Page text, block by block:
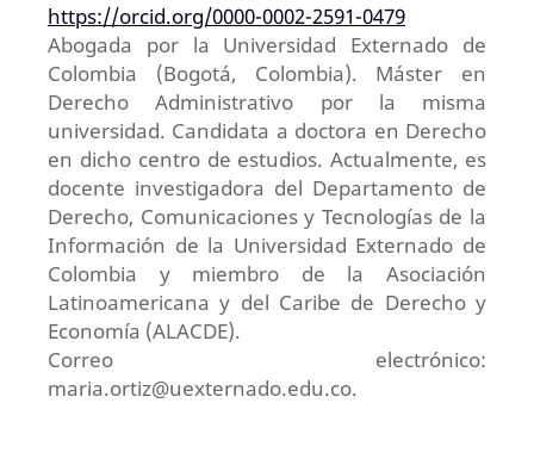
https://orcid.org/0000-0002-2591-0479
Abogada por la Universidad Externado de
Colombia (Bogotá, Colombia). Máster en
Derecho Administrativo por la misma
universidad. Candidata a doctora en Derecho
en dicho centro de estudios. Actualmente, es
docente investigadora del Departamento de
Derecho, Comunicaciones y Tecnologías de la
Información de la Universidad Externado de
Colombia y miembro de la Asociación
Latinoamericana y del Caribe de Derecho y
Economía (ALACDE).
Correo electrónico:
maria.ortiz@uexternado.edu.co.